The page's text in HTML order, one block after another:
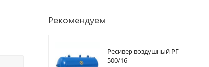
Рекомендуем
Ресивер воздушный РГ
500/16